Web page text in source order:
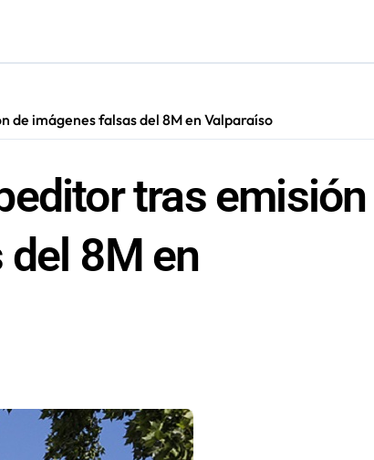
de imágenes falsas del 8M en Valparaíso
tras emisión
8M en